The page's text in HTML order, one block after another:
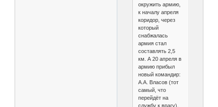
окружить армию,
к началу апреля
коридор, через
который
снабжалась
армия стал
составлять 2,5
км. А 20 апреля в
армию прибыл
новый командир:
А.А. Власов (тот
самый, что
перейдёт на
службу к врагу).